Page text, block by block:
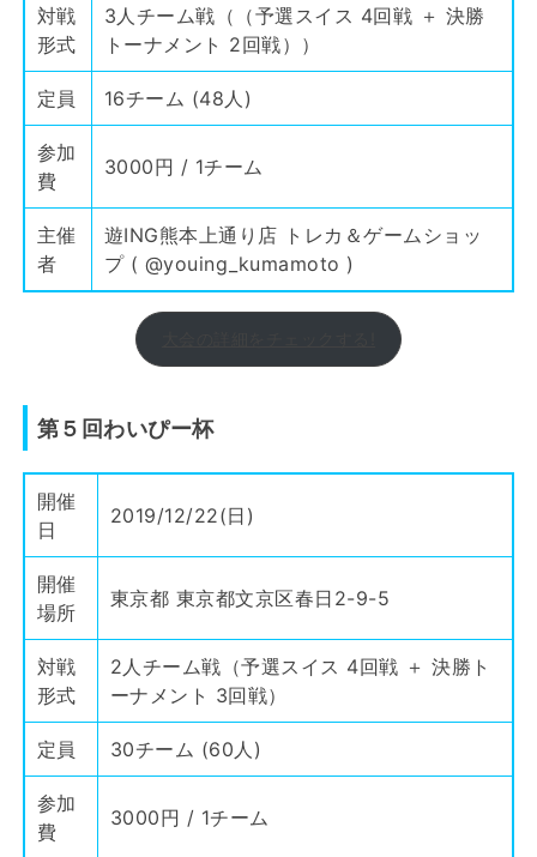
対戦
形式
3人チーム戦（（予選スイス 4回戦 ＋ 決勝
トーナメント 2回戦））
定員 16チーム (48人)
参加
費
3000円 / 1チーム
主催
者
遊ING熊本上通り店 トレカ＆ゲームショッ
プ ( @youing_kumamoto )
第５回わいぴー杯
開催
日
2019/12/22(日)
開催
場所
東京都 東京都文京区春日2-9-5
対戦
形式
2人チーム戦（予選スイス 4回戦 ＋ 決勝ト
ーナメント 3回戦）
定員 30チーム (60人)
参加
費
3000円 / 1チーム